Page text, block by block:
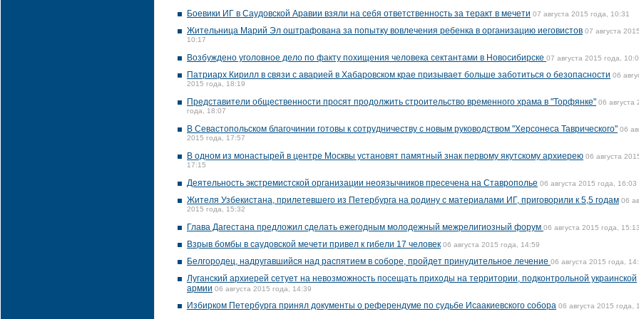
Боевики ИГ в Саудовской Аравии взяли на себя ответственность за теракт в мечети 07 августа 2015 года, 10:31
Жительница Марий Эл оштрафована за попытку вовлечения ребенка в организацию иеговистов 07 августа
10:17
Возбуждено уголовное дело по факту похищения человека сектантами в Новосибирске 07 августа 2015 года,
Патриарх Кирилл в связи с аварией в Хабаровском крае призывает больше заботиться о безопасности 06
2015 года, 18:19
Представители общественности просят продолжить строительство временного храма в "Торфянке" 06 августа
года, 18:07
В Севастопольском благочинии готовы к сотрудничеству с новым руководством "Херсонеса Таврического" 06
2015 года, 17:57
В одном из монастырей в центре Москвы установят памятный знак первому якутскому архиерею 06 августа
17:15
Деятельность экстремистской организации неоязычников пресечена на Ставрополье 06 августа 2015 года, 16:03
Жителя Узбекистана, прилетевшего из Петербурга на родину с материалами ИГ, приговорили к 5,5 годам 06
2015 года, 15:32
Глава Дагестана предложил сделать ежегодным молодежный межрелигиозный форум 06 августа 2015 года, 15:13
Взрыв бомбы в саудовской мечети привел к гибели 17 человек 06 августа 2015 года, 14:59
Белгородец, надругавшийся над распятием в соборе, пройдет принудительное лечение 06 августа 2015 года,
Луганский архиерей сетует на невозможность посещать приходы на территории, подконтрольной украинской
армии 06 августа 2015 года, 14:39
Избирком Петербурга принял документы о референдуме по судьбе Исаакиевского собора 06 августа 2015 года,